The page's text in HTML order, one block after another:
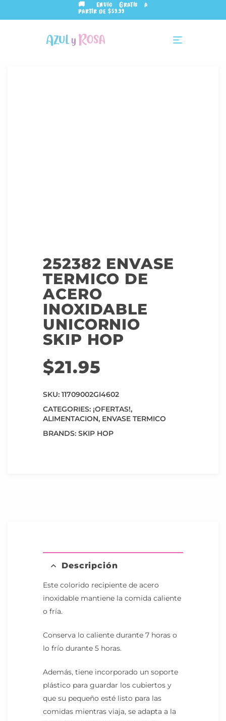
🚚 Envío Gratis a
partir de $59.99
252382 ENVASE
TERMICO DE
ACERO
INOXIDABLE
UNICORNIO
SKIP HOP
$21.95
SKU: 11709002GI4602
CATEGORIES: ¡OFERTAS!,
ALIMENTACION, ENVASE TERMICO
BRANDS: SKIP HOP
Descripción
Este colorido recipiente de acero
inoxidable mantiene la comida caliente
o fría.
Conserva lo caliente durante 7 horas o
lo frío durante 5 horas.
Además, tiene incorporado un soporte
plástico para guardar los cubiertos y
que su pequeño esté listo para las
comidas mientras viaja, se adapta a la